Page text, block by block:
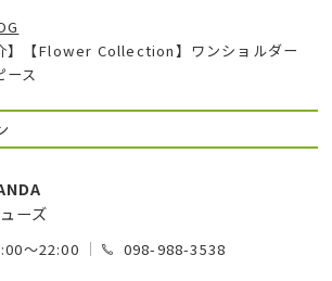
】【Flower Collection】ワンショルダー
ース
ーズ
～22:00 098-988-3538